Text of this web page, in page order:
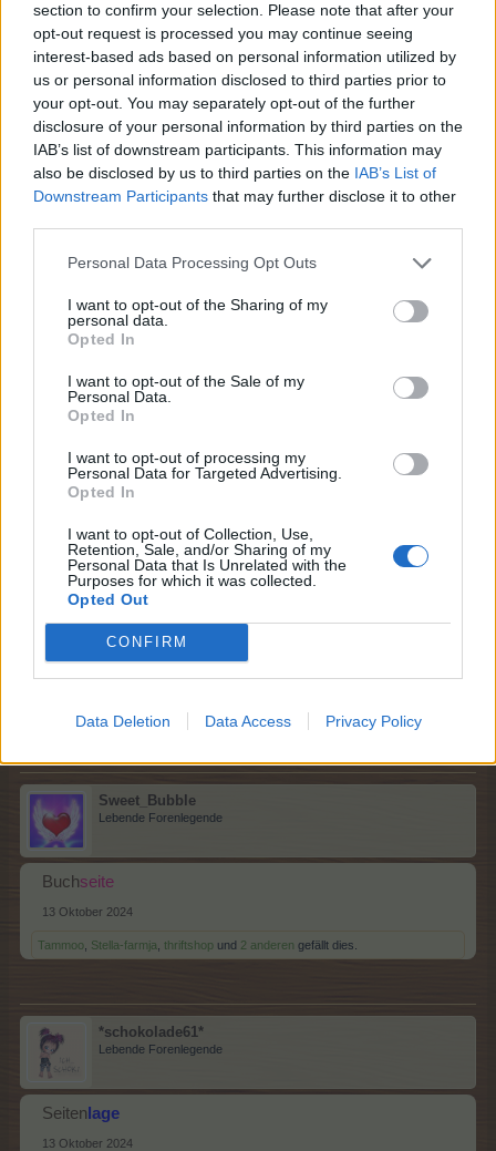
section to confirm your selection. Please note that after your
opt-out request is processed you may continue seeing
interest-based ads based on personal information utilized by
us or personal information disclosed to third parties prior to
your opt-out. You may separately opt-out of the further
disclosure of your personal information by third parties on the
IAB’s list of downstream participants. This information may
also be disclosed by us to third parties on the IAB’s List of
Downstream Participants that may further disclose it to other
Personal Data Processing Opt Outs
I want to opt-out of the Sharing of my
personal data.
Opted In
I want to opt-out of the Sale of my
Personal Data.
Opted In
I want to opt-out of processing my
Personal Data for Targeted Advertising.
Opted In
I want to opt-out of Collection, Use,
Retention, Sale, and/or Sharing of my
Personal Data that Is Unrelated with the
Purposes for which it was collected.
Opted Out
CONFIRM
Data Deletion Data Access Privacy Policy
Stella-farmja ,*schokolade61* ,Sweet_Bubble und2 anderengefällt dies.
suscha
Lebende Forenlegende
schaltung
thriftshop
Schaltjahr
Tammoo,Stella-farmja,suschaund2 anderen gefällt dies.
Schlummerpieps68
Lebende Forenlegende
buch
13 Oktober 2024
Stella-farmja und Sweet_Bubblegefällt dies.
Sweet_Bubble
Lebende Forenlegende
Buchseite
13 Oktober 2024
Tammoo Stella-farmja thriftshop und 2 anderen gefällt dies.
*schokolade61*
Lebende Forenlegende
Seiten lage
13 Oktober 2024